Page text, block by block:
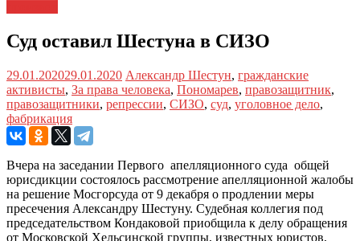
Суд оставил Шестуна в СИЗО
29.01.202029.01.2020 Александр Шестун, гражданские
активисты, За права человека, Пономарев, правозащитник,
правозащитники, репрессии, СИЗО, суд, уголовное дело,
фабрикация
Вчера на заседании Первого апелляционного суда общей
юрисдикции состоялось рассмотрение апелляционной жалобы
на решение Мосгорсуда от 9 декабря о продлении меры
пресечения Александру Шестуну. Судебная коллегия под
председательством Кондаковой приобщила к делу обращения
от Московской Хельсинской группы, известных юристов,